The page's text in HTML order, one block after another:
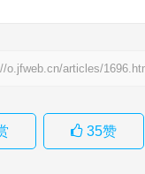
o.jfweb.cn/articles/
35赞